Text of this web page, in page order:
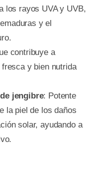
los rayos UVA y UVB,
y el
contribuye a
y bien nutrida
jengibre: Potente
la piel de los daños
solar, ayudando a